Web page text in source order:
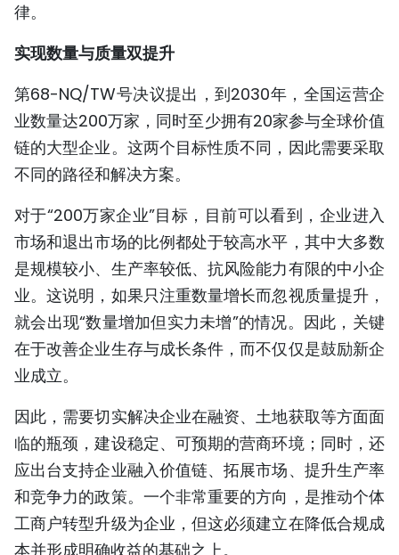
律。
实现数量与质量双提升
第68-NQ/TW号决议提出，到2030年，全国运营企
业数量达200万家，同时至少拥有20家参与全球价值
链的大型企业。这两个目标性质不同，因此需要采取
不同的路径和解决方案。
对于“200万家企业”目标，目前可以看到，企业进入
市场和退出市场的比例都处于较高水平，其中大多数
是规模较小、生产率较低、抗风险能力有限的中小企
业。这说明，如果只注重数量增长而忽视质量提升，
就会出现“数量增加但实力未增”的情况。因此，关键
在于改善企业生存与成长条件，而不仅仅是鼓励新企
业成立。
因此，需要切实解决企业在融资、土地获取等方面面
临的瓶颈，建设稳定、可预期的营商环境；同时，还
应出台支持企业融入价值链、拓展市场、提升生产率
和竞争力的政策。一个非常重要的方向，是推动个体
工商户转型升级为企业，但这必须建立在降低合规成
本并形成明确收益的基础之上。